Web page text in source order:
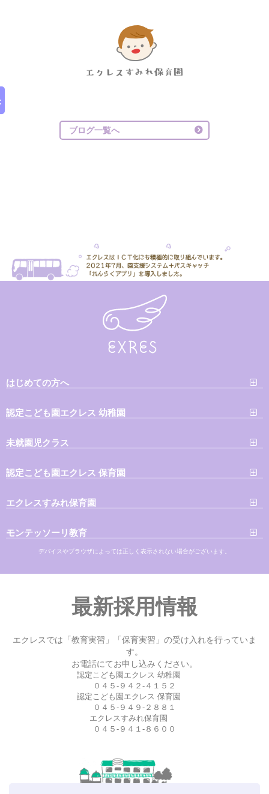
ブログ一覧へ
はじめての方へ
認定こども園エクレス 幼稚園
未就園児クラス
認定こども園エクレス 保育園
エクレスすみれ保育園
モンテッソーリ教育
デバイスやブラウザによっては正しく表示されない場合がございます。
最新採用情報
エクレスでは「教育実習」「保育実習」の受け入れを行っていま
す。
お電話にてお申し込みください。
認定こども園エクレス 幼稚園
０４５-９４２-４１５２
認定こども園エクレス 保育園
０４５-９４９-２８８１
エクレスすみれ保育園
０４５-９４１-８６００